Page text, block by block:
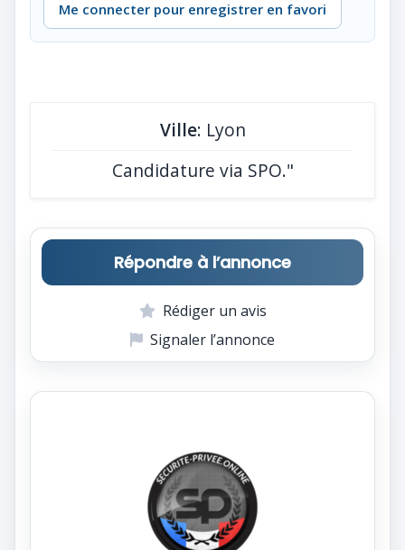
Me connecter pour enregistrer en favori
Ville: Lyon
Candidature via SPO."
Répondre à l’annonce
Rédiger un avis
Signaler l’annonce